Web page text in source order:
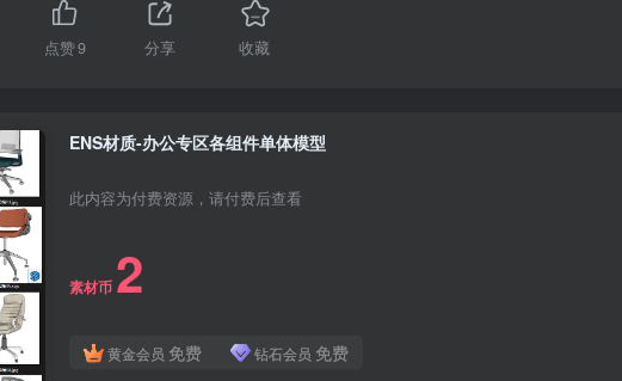
点赞9 分享 收藏
ENS材质-办公专区各组件单体模型
此内容为付费资源，请付费后查看
素材币 2
黄金会员 免费 钻石会员 免费